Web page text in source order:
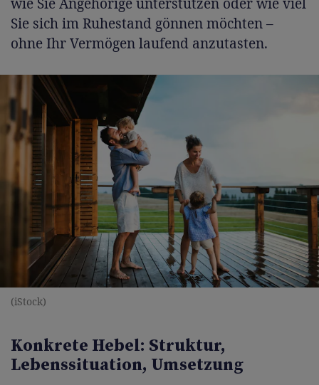
Sie sich im Ruhestand gönnen möchten –
ohne Ihr Vermögen laufend anzutasten.
(iStock)
Konkrete Hebel: Struktur,
Lebenssituation, Umsetzung